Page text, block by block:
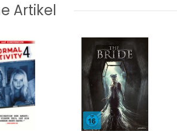
Artikel